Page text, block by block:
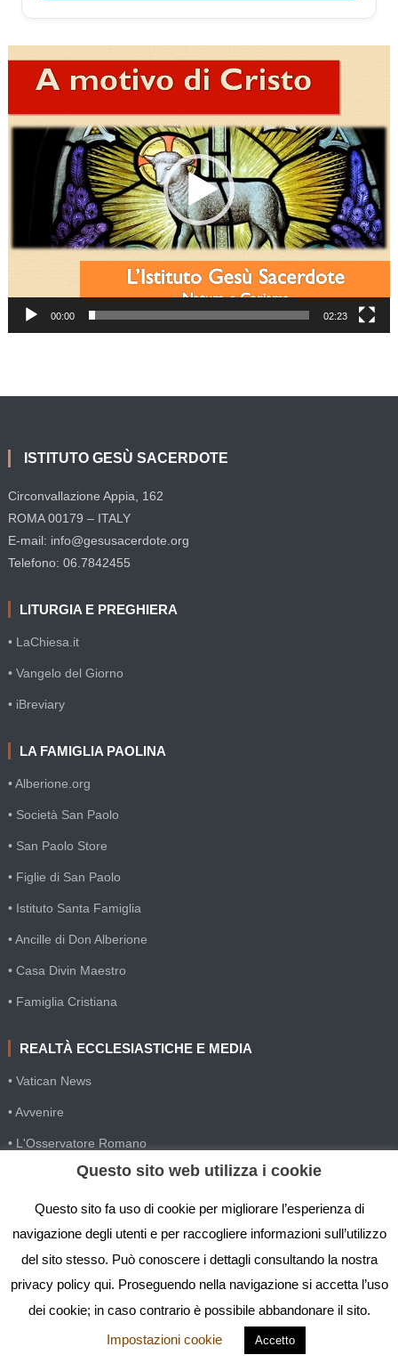
Player
00:00 02:23
ISTITUTO GESÙ SACERDOTE
Circonvallazione Appia, 162
ROMA 00179 – ITALY
E-mail: info@gesusacerdote.org
Telefono: 06.7842455
LITURGIA E PREGHIERA
• LaChiesa.it
• Vangelo del Giorno
• iBreviary
LA FAMIGLIA PAOLINA
• Alberione.org
• Società San Paolo
• San Paolo Store
• Figlie di San Paolo
• Istituto Santa Famiglia
• Ancille di Don Alberione
• Casa Divin Maestro
• Famiglia Cristiana
REALTÀ ECCLESIASTICHE E MEDIA
• Vatican News
• Avvenire
• L'Osservatore Romano
• SIR Agenzia d'informazione
• Gesuiti Villapizzone
• Settimana della Comunicazione
• Festival Biblico
IGS - Istituto Gesù Sacerdote © Copyright 2019
Questo sito web utilizza i cookie
Questo sito fa uso di cookie per migliorare l’esperienza di
navigazione degli utenti e per raccogliere informazioni sull’utilizzo
del sito stesso. Può conoscere i dettagli consultando la nostra
privacy policy qui. Proseguendo nella navigazione si accetta l’uso
dei cookie; in caso contrario è possibile abbandonare il sito.
Impostazioni cookie
Accetto